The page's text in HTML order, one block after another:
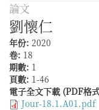
論文
劉懷仁
年份: 2020
卷: 18
期數: 1
頁數: 1-46
電子全文下載 (PDF格
Jour-18.1.A01.pdf